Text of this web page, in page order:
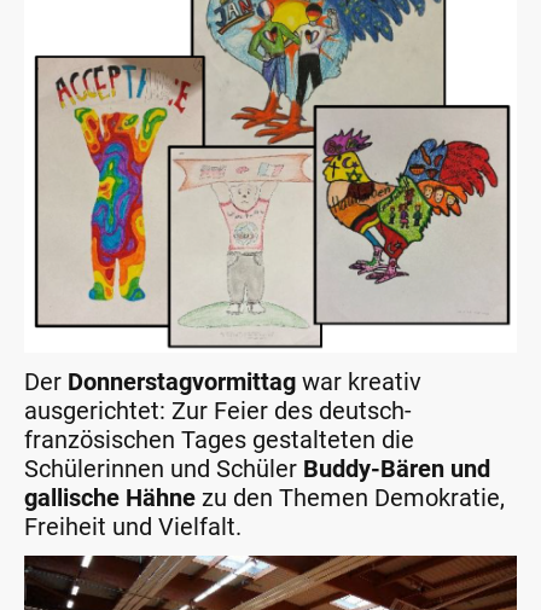
Der Donnerstagvormittag war kreativ
ausgerichtet: Zur Feier des deutsch-
französischen Tages gestalteten die
Schülerinnen und Schüler Buddy-Bären und
gallische Hähne zu den Themen Demokratie,
Freiheit und Vielfalt.